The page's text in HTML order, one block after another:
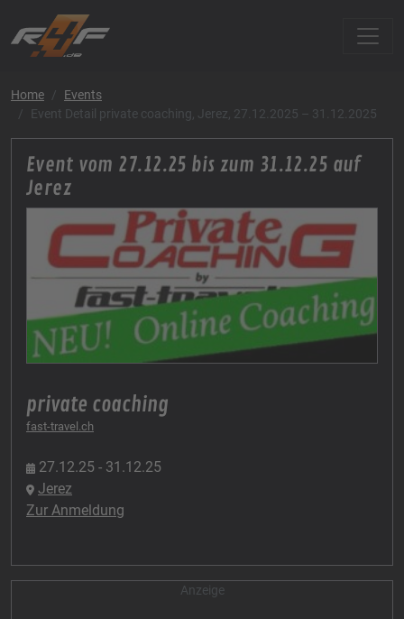
Home
Events
Event Detail private coaching, Jerez, 27.12.2025 – 31.12.2025
Event vom 27.12.25 bis zum 31.12.25 auf
Jerez
private coaching
fast-travel.ch
27.12.25 - 31.12.25
Jerez
Zur Anmeldung
Anzeige